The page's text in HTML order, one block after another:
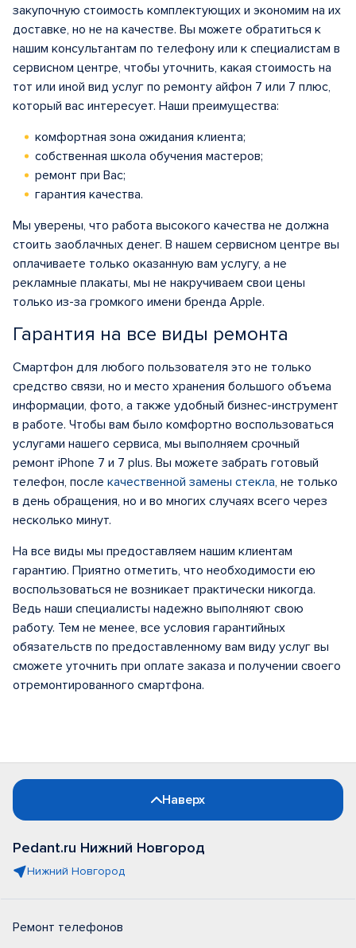
закупочную стоимость комплектующих и экономим на их
доставке, но не на качестве. Вы можете обратиться к
нашим консультантам по телефону или к специалистам в
сервисном центре, чтобы уточнить, какая стоимость на
тот или иной вид услуг по ремонту айфон 7 или 7 плюс,
который вас интересует. Наши преимущества:
комфортная зона ожидания клиента;
собственная школа обучения мастеров;
ремонт при Вас;
гарантия качества.
Мы уверены, что работа высокого качества не должна
стоить заоблачных денег. В нашем сервисном центре вы
оплачиваете только оказанную вам услугу, а не
рекламные плакаты, мы не накручиваем свои цены
только из-за громкого имени бренда Apple.
Гарантия на все виды ремонта
Смартфон для любого пользователя это не только
средство связи, но и место хранения большого объема
информации, фото, а также удобный бизнес-инструмент
в работе. Чтобы вам было комфортно воспользоваться
услугами нашего сервиса, мы выполняем срочный
ремонт iPhone 7 и 7 plus. Вы можете забрать готовый
телефон, после качественной замены стекла, не только
в день обращения, но и во многих случаях всего через
несколько минут.
На все виды мы предоставляем нашим клиентам
гарантию. Приятно отметить, что необходимости ею
воспользоваться не возникает практически никогда.
Ведь наши специалисты надежно выполняют свою
работу. Тем не менее, все условия гарантийных
обязательств по предоставленному вам виду услуг вы
сможете уточнить при оплате заказа и получении своего
отремонтированного смартфона.
Наверх
Pedant.ru Нижний Новгород
Нижний Новгород
Ремонт телефонов